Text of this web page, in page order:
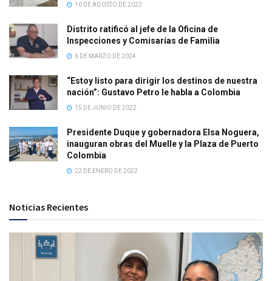
16 DE AGOSTO DE 2022
Distrito ratificó al jefe de la Oficina de
Inspecciones y Comisarías de Familia
6 DE MARZO DE 2024
“Estoy listo para dirigir los destinos de nuestra
nación”: Gustavo Petro le habla a Colombia
15 DE JUNIO DE 2022
Presidente Duque y gobernadora Elsa Noguera,
inauguran obras del Muelle y la Plaza de Puerto
Colombia
22 DE ENERO DE 2022
Noticias Recientes